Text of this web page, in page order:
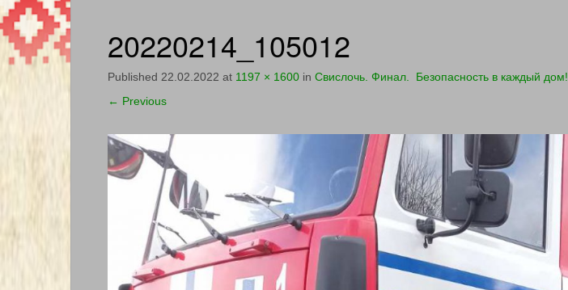
20220214_105012
Published 22.02.2022 at 1197 × 1600 in Свислочь. Финал. Безопасность в каждый дом!
← Previous